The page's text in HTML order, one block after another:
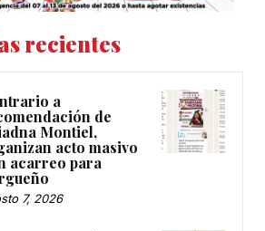
recientes
a
de
Montiel,
acto masivo
acarreo para
7, 2026